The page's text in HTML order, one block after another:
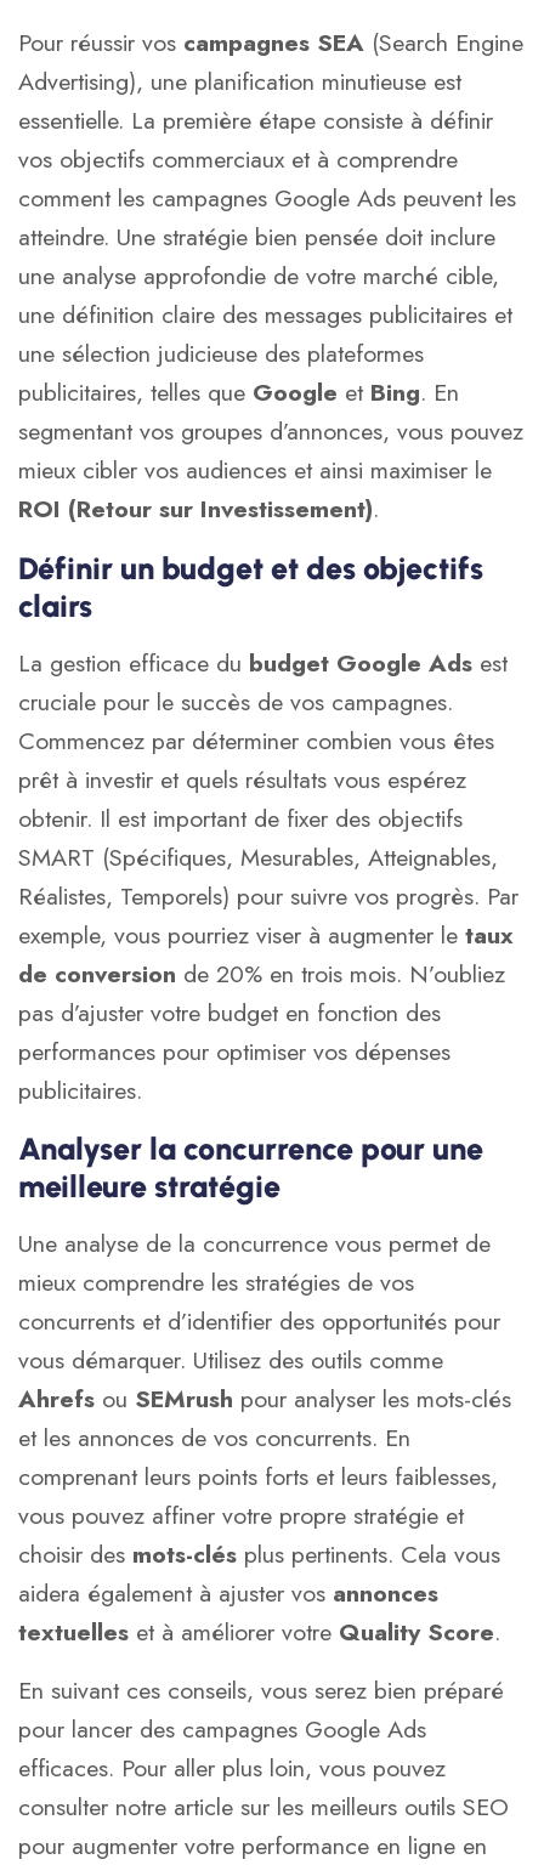
Pour réussir vos campagnes SEA (Search Engine
Advertising), une planification minutieuse est
essentielle. La première étape consiste à définir
vos objectifs commerciaux et à comprendre
comment les campagnes Google Ads peuvent les
atteindre. Une stratégie bien pensée doit inclure
une analyse approfondie de votre marché cible,
une définition claire des messages publicitaires et
une sélection judicieuse des plateformes
publicitaires, telles que Google et Bing. En
segmentant vos groupes d’annonces, vous pouvez
mieux cibler vos audiences et ainsi maximiser le
ROI (Retour sur Investissement).
Définir un budget et des objectifs
clairs
La gestion efficace du budget Google Ads est
cruciale pour le succès de vos campagnes.
Commencez par déterminer combien vous êtes
prêt à investir et quels résultats vous espérez
obtenir. Il est important de fixer des objectifs
SMART (Spécifiques, Mesurables, Atteignables,
Réalistes, Temporels) pour suivre vos progrès. Par
exemple, vous pourriez viser à augmenter le taux
de conversion de 20% en trois mois. N’oubliez
pas d’ajuster votre budget en fonction des
performances pour optimiser vos dépenses
publicitaires.
Analyser la concurrence pour une
meilleure stratégie
Une analyse de la concurrence vous permet de
mieux comprendre les stratégies de vos
concurrents et d’identifier des opportunités pour
vous démarquer. Utilisez des outils comme
Ahrefs ou SEMrush pour analyser les mots-clés
et les annonces de vos concurrents. En
comprenant leurs points forts et leurs faiblesses,
vous pouvez affiner votre propre stratégie et
choisir des mots-clés plus pertinents. Cela vous
aidera également à ajuster vos annonces
textuelles et à améliorer votre Quality Score.
En suivant ces conseils, vous serez bien préparé
pour lancer des campagnes Google Ads
efficaces. Pour aller plus loin, vous pouvez
consulter notre article sur les meilleurs outils SEO
pour augmenter votre performance en ligne en